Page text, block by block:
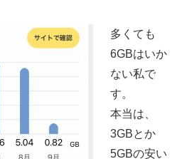
多くても
6GBはいか
ない私で
す。
本当は、
3GBとか
5GBの安い